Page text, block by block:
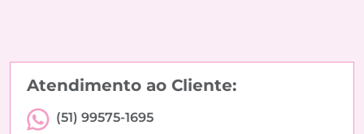
Atendimento ao Cliente:
(51) 99575-1695